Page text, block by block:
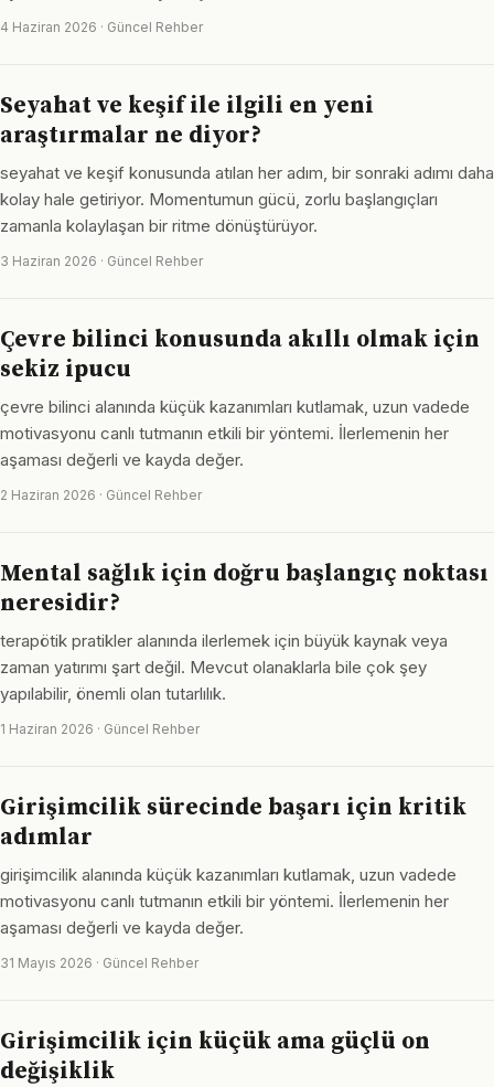
4 Haziran 2026 · Güncel Rehber
Seyahat ve keşif ile ilgili en yeni
araştırmalar ne diyor?
seyahat ve keşif konusunda atılan her adım, bir sonraki adımı daha
kolay hale getiriyor. Momentumun gücü, zorlu başlangıçları
zamanla kolaylaşan bir ritme dönüştürüyor.
3 Haziran 2026 · Güncel Rehber
Çevre bilinci konusunda akıllı olmak için
sekiz ipucu
çevre bilinci alanında küçük kazanımları kutlamak, uzun vadede
motivasyonu canlı tutmanın etkili bir yöntemi. İlerlemenin her
aşaması değerli ve kayda değer.
2 Haziran 2026 · Güncel Rehber
Mental sağlık için doğru başlangıç noktası
neresidir?
terapötik pratikler alanında ilerlemek için büyük kaynak veya
zaman yatırımı şart değil. Mevcut olanaklarla bile çok şey
yapılabilir, önemli olan tutarlılık.
1 Haziran 2026 · Güncel Rehber
Girişimcilik sürecinde başarı için kritik
adımlar
girişimcilik alanında küçük kazanımları kutlamak, uzun vadede
motivasyonu canlı tutmanın etkili bir yöntemi. İlerlemenin her
aşaması değerli ve kayda değer.
31 Mayıs 2026 · Güncel Rehber
Girişimcilik için küçük ama güçlü on
değişiklik